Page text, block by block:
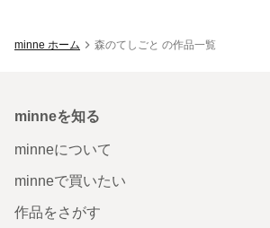
minne ホーム 森のてしごと の作品一覧
minneを知る
minneについて
minneで買いたい
作品をさがす